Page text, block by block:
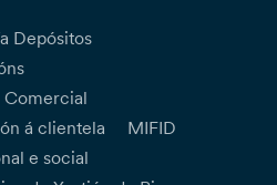
Depósitos
á clientela
MIFID
e social